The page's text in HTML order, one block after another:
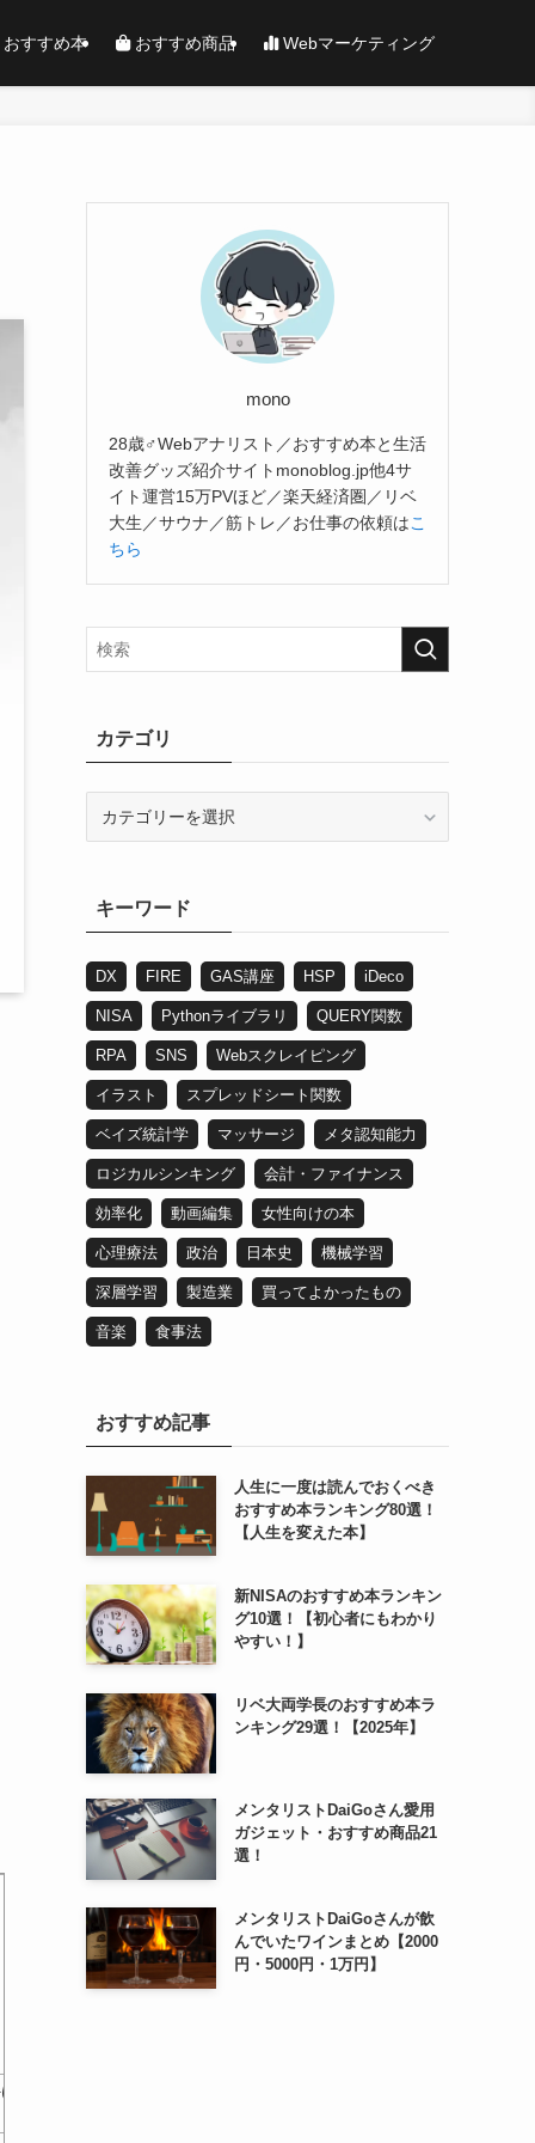
おすすめ本 おすすめ商品 Webマーケティング
mono
28歳♂Webアナリスト／おすすめ本と生活
改善グッズ紹介サイトmonoblog.jp他4サ
イト運営15万PVほど／楽天経済圏／リベ
大生／サウナ／筋トレ／お仕事の依頼はこ
ちら
カテゴリ
キーワード
DX FIRE GAS講座 HSP iDeco
NISA Pythonライブラリ QUERY関数
RPA SNS Webスクレイピング
イラスト スプレッドシート関数
ベイズ統計学 マッサージ メタ認知能力
ロジカルシンキング 会計・ファイナンス
効率化 動画編集 女性向けの本
心理療法 政治 日本史 機械学習
深層学習 製造業 買ってよかったもの
音楽 食事法
おすすめ記事
人生に一度は読んでおくべき
おすすめ本ランキング80選！
【人生を変えた本】
新NISAのおすすめ本ランキン
グ10選！【初心者にもわかり
やすい！】
リベ大両学長のおすすめ本ラ
ンキング29選！【2025年】
メンタリストDaiGoさん愛用
ガジェット・おすすめ商品21
選！
メンタリストDaiGoさんが飲
んでいたワインまとめ【2000
円・5000円・1万円】